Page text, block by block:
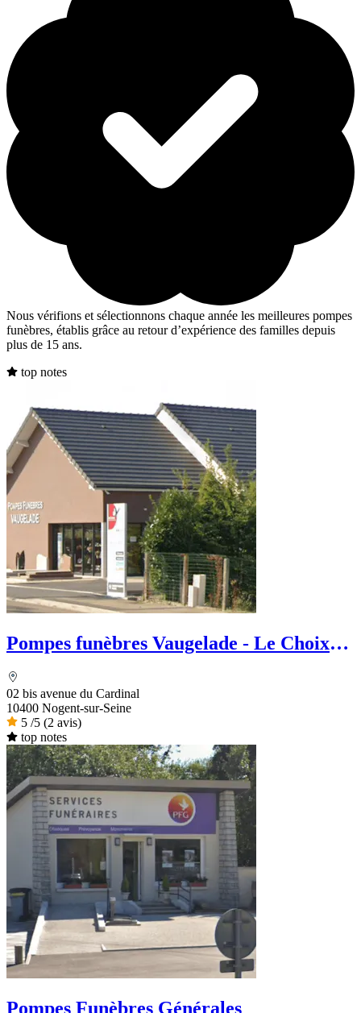
Nous vérifions et sélectionnons chaque année les meilleures pompes
funèbres, établis grâce au retour d’expérience des familles depuis
plus de 15 ans.
top notes
Pompes funèbres Vaugelade - Le Choix
02 bis avenue du Cardinal
10400 Nogent-sur-Seine
5 /5 (2 avis)
top notes
Pompes Funèbres Générales